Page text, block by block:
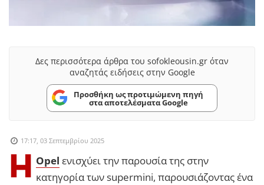
Δες περισσότερα άρθρα του sofokleousin.gr όταν
αναζητάς ειδήσεις στην Google
Προσθήκη ως προτιμώμενη πηγή
στα αποτελέσματα Google
17:17, 03 Σεπτεμβρίου 2025
Η Opel ενισχύει την παρουσία της στην
κατηγορία των supermini, παρουσιάζοντας ένα